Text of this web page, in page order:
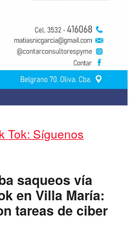
Tok: Síguenos
saqueos vía
en Villa María:
tareas de ciber